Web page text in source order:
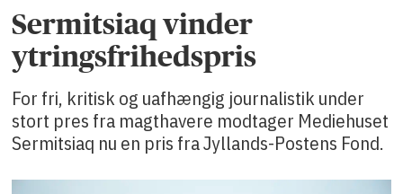
Sermitsiaq vinder
ytringsfrihedspris
For fri, kritisk og uafhængig journalistik under
stort pres fra magthavere modtager Mediehuset
Sermitsiaq nu en pris fra Jyllands-Postens Fond.